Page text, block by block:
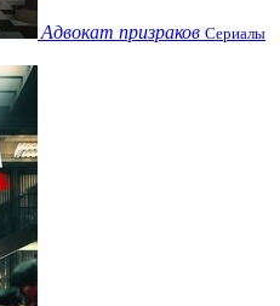
Адвокат призраков Сериалы